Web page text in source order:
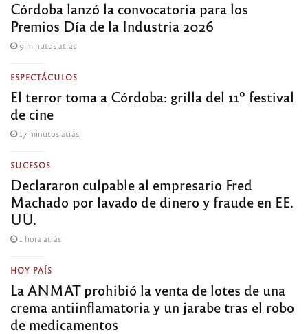
Córdoba lanzó la convocatoria para los
Premios Día de la Industria 2026
9 minutos atrás
ESPECTÁCULOS
El terror toma a Córdoba: grilla del 11º festival
de cine
17 minutos atrás
SUCESOS
Declararon culpable al empresario Fred
Machado por lavado de dinero y fraude en EE.
UU.
1 hora atrás
HOY PAÍS
La ANMAT prohibió la venta de lotes de una
crema antiinflamatoria y un jarabe tras el robo
de medicamentos